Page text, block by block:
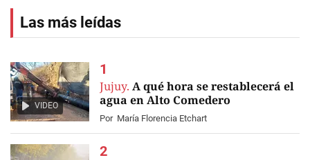
Las más leídas
VIDEO
Jujuy. A qué hora se restablecerá el
agua en Alto Comedero
Por María Florencia Etchart